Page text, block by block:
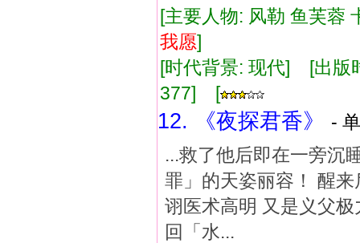
[主要人物: 风勒 鱼芙
我愿]
[时代背景: 现代] [出
377] [
12. 《夜探君香》
-
...救了他后即在一旁沉
罪」的天姿丽容！ 醒
诩医术高明 又是义父
回「水...